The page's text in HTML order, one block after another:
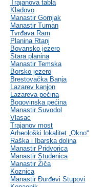
Trajanova tabla
Kladovo
Manastir Gornjak
Manastir Tuman
Tvrđava Ram
Planina Rtanj
Bovansko jezero
Stara planina
Manastir Temska
Borsko jezero
Brestovačka Banja
Lazarev kanjon
Lazareva pećina
Bogovinska pećina
Manastir Suvodol
Vlasac
Trajanov most
Arheološki lokalitet „Okno“
Raška i Ibarska dolina
Manastir Pridvorica
Manastir Studenica
Manastir Žiča
Koznica
Manastir Đurđevi Stupovi